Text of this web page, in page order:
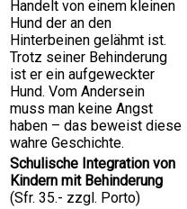
Handelt von einem kleinen
Hund der an den
Hinterbeinen gelähmt ist.
Trotz seiner Behinderung
ist er ein aufgeweckter
Hund. Vom Andersein
muss man keine Angst
haben – das beweist diese
wahre Geschichte.
Schulische Integration von
Kindern mit Behinderung
(Sfr. 35.- zzgl. Porto)